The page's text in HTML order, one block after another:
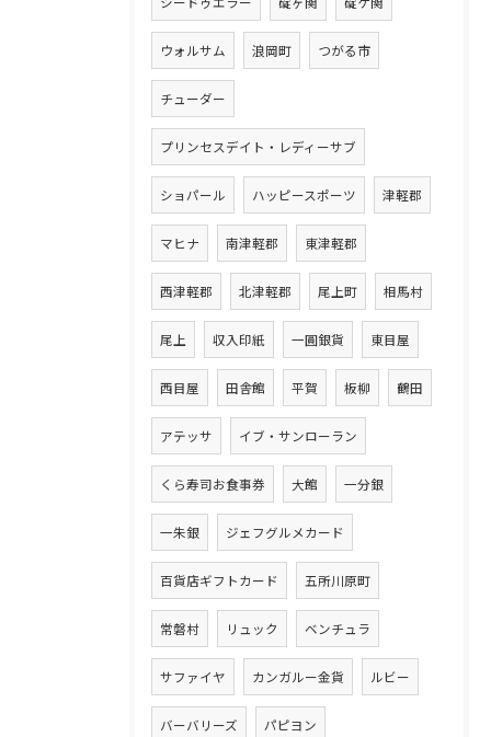
ウォルサム 浪岡町 つがる市
チューダー
プリンセスデイト・レディーサブ
ショパール ハッピースポーツ 津軽郡
マヒナ 南津軽郡 東津軽郡
西津軽郡 北津軽郡 尾上町 相馬村
尾上 収入印紙 一圓銀貨 東目屋
西目屋 田舎館 平賀 板柳 鶴田
アテッサ イブ・サンローラン
くら寿司お食事券 大館 一分銀
一朱銀 ジェフグルメカード
百貨店ギフトカード 五所川原町
常磐村 リュック ベンチュラ
サファイヤ カンガルー金貨 ルビー
バーバリーズ パピヨン